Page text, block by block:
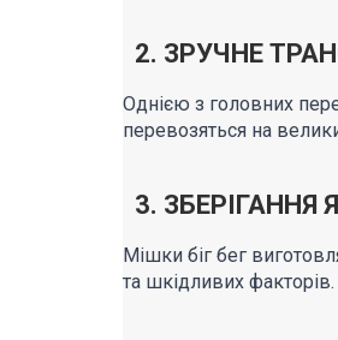
2. ЗРУЧНЕ
Однією з головних
перевозяться на
3. ЗБЕРІГАННЯ
Мішки біг бег
та шкідливих